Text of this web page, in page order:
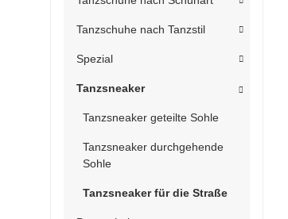
Tanzschuhe nach Tanzstil
Spezial
Tanzsneaker
Tanzsneaker geteilte Sohle
Tanzsneaker durchgehende
Sohle
Tanzsneaker für die Straße